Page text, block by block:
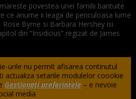
povestea unei familii bantuite
ce anume ii leaga de periculoasa lume
Byrne si Barbara Hershey isi
din “Insidious” regizat de James
urile nu permit afisarea continutul
actualiza setarile modulelor coookie
Gestionați preferințele – e nevoie
media